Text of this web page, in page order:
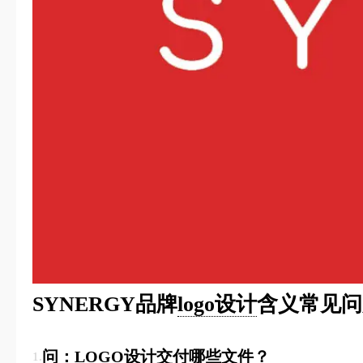
SYNERGY品牌logo设计含义常见
1.问：LOGO设计交付哪些文件？